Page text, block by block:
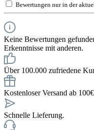
Bewertungen nur in der
Keine Bewertungen
Erkenntnisse mit anderen.
Über 100.000 zufriedene
Kostenloser Versand ab
Schnelle Lieferung.